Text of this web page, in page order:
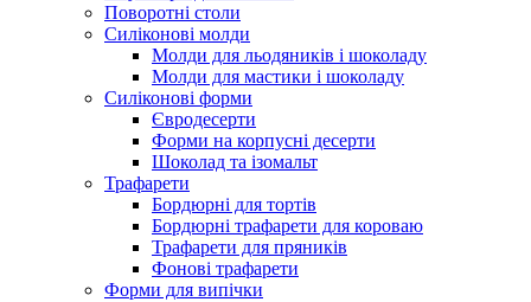
Поворотні столи
Силіконові молди
Молди для льодяників і шоколаду
Молди для мастики і шоколаду
Силіконові форми
Євродесерти
Форми на корпусні десерти
Шоколад та ізомальт
Трафарети
Бордюрні для тортів
Бордюрні трафарети для короваю
Трафарети для пряників
Фонові трафарети
Форми для випічки